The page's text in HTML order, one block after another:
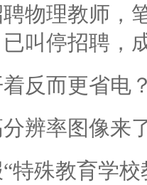
物理教师，
叫停招聘，
反而更省电
辨率图像来
特殊教育学